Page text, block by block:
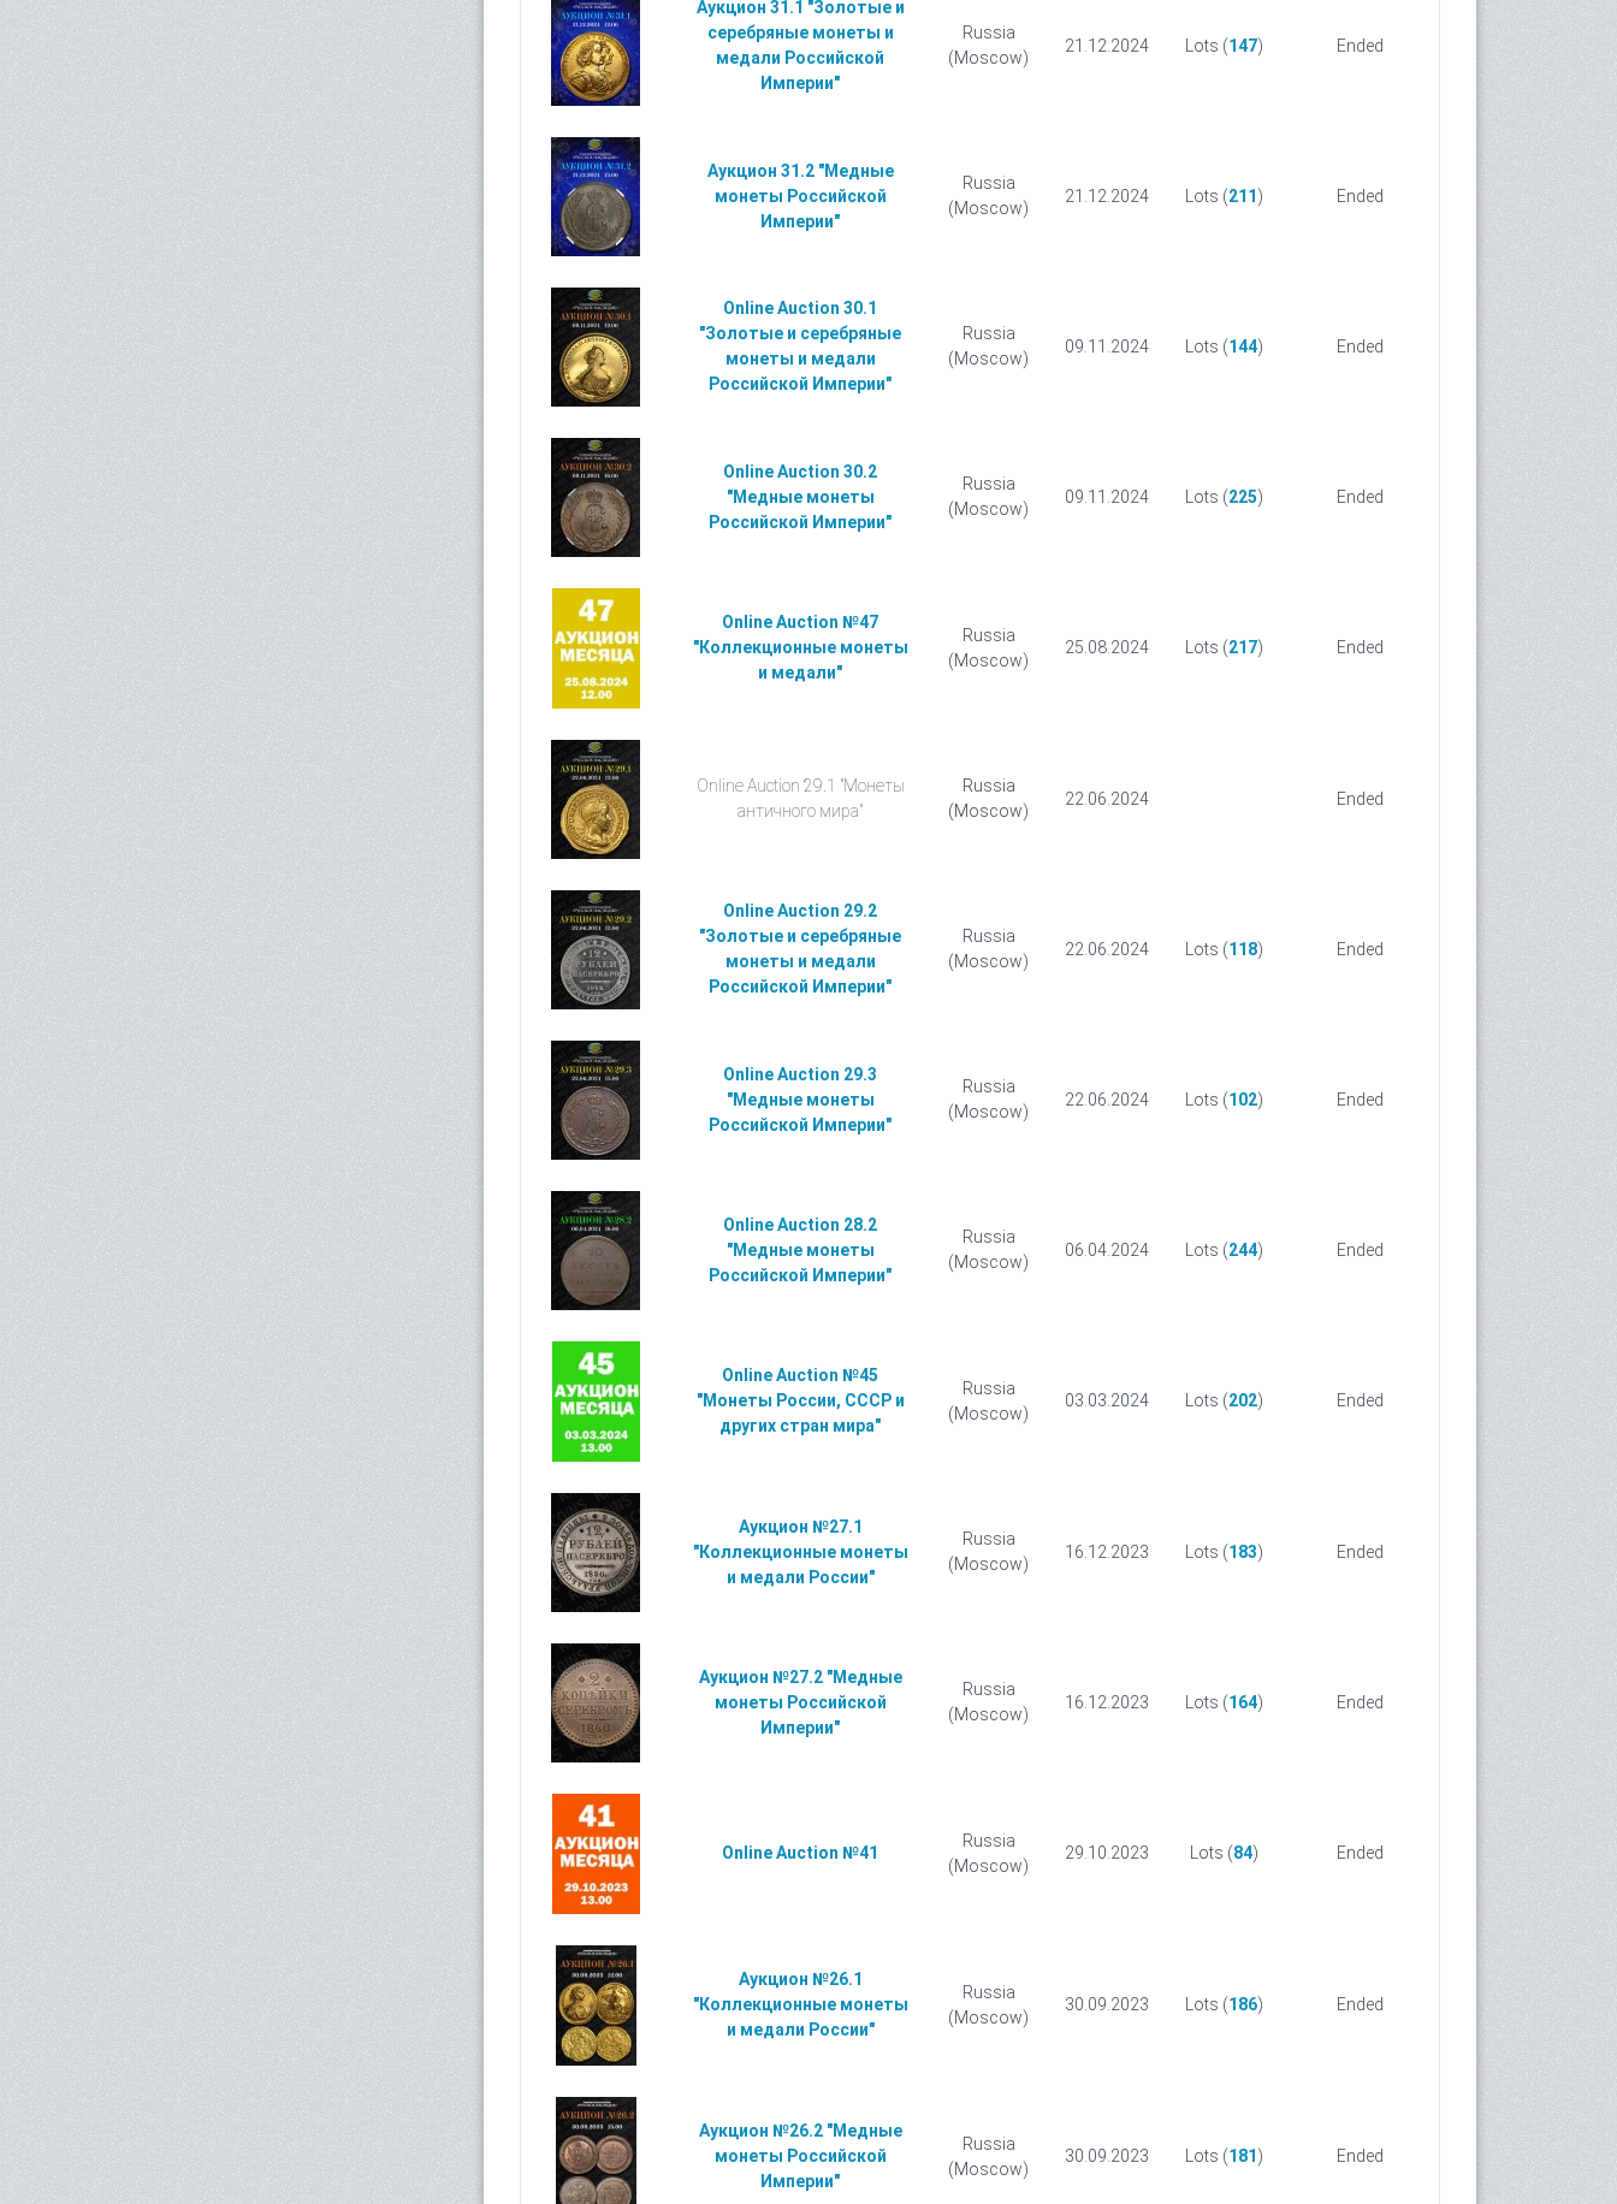
Аукцион 31.1 "Золотые и
серебряные монеты и
медали Российской
Империи"
Russia
(Moscow)
21.12.2024 Lots (147) Ended
Аукцион 31.2 "Медные
монеты Российской
Империи"
Russia
(Moscow)
21.12.2024 Lots (211) Ended
Online Auction 30.1
"Золотые и серебряные
монеты и медали
Российской Империи"
Russia
(Moscow)
09.11.2024 Lots (144) Ended
Online Auction 30.2
"Медные монеты
Российской Империи"
Russia
(Moscow)
09.11.2024 Lots (225) Ended
Online Auction №47
"Коллекционные монеты
и медали"
Russia
(Moscow)
25.08.2024 Lots (217) Ended
Online Auction 29.1 "Монеты
античного мира"
Russia
(Moscow)
22.06.2024 Ended
Online Auction 29.2
"Золотые и серебряные
монеты и медали
Российской Империи"
Russia
(Moscow)
22.06.2024 Lots (118) Ended
Online Auction 29.3
"Медные монеты
Российской Империи"
Russia
(Moscow)
22.06.2024 Lots (102) Ended
Online Auction 28.2
"Медные монеты
Российской Империи"
Russia
(Moscow)
06.04.2024 Lots (244) Ended
Online Auction №45
"Монеты России, СССР и
других стран мира"
Russia
(Moscow)
03.03.2024 Lots (202) Ended
Аукцион №27.1
"Коллекционные монеты
и медали России"
Russia
(Moscow)
16.12.2023 Lots (183) Ended
Аукцион №27.2 "Медные
монеты Российской
Империи"
Russia
(Moscow)
16.12.2023 Lots (164) Ended
Online Auction №41
Russia
(Moscow)
29.10.2023 Lots (84) Ended
Аукцион №26.1
"Коллекционные монеты
и медали России"
Russia
(Moscow)
30.09.2023 Lots (186) Ended
Аукцион №26.2 "Медные
монеты Российской
Империи"
Russia
(Moscow)
30.09.2023 Lots (181) Ended